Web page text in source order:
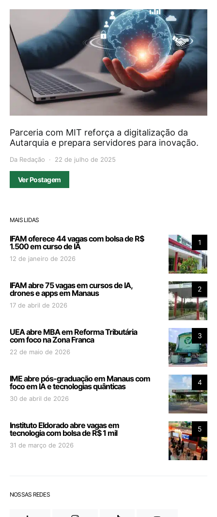
Parceria com MIT reforça a digitalização da
Autarquia e prepara servidores para inovação.
Da Redação 22 de julho de 2025
Ver Postagem
MAIS LIDAS
1
IFAM oferece 44 vagas com bolsa de R$
1.500 em curso de IA
12 de janeiro de 2026
2
IFAM abre 75 vagas em cursos de IA,
drones e apps em Manaus
17 de abril de 2026
3
UEA abre MBA em Reforma Tributária
com foco na Zona Franca
22 de maio de 2026
4
IME abre pós-graduação em Manaus com
foco em IA e tecnologias quânticas
30 de abril de 2026
5
Instituto Eldorado abre vagas em
tecnologia com bolsa de R$ 1 mil
31 de março de 2026
NOSSAS REDES